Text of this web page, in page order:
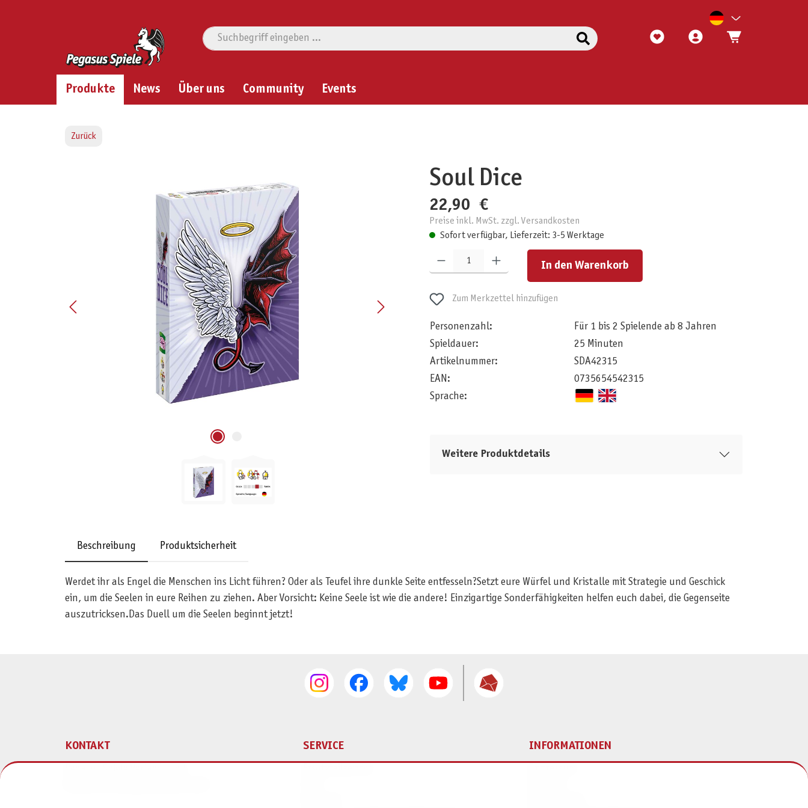
Produkte News Über uns Community Events
Zurück
Soul Dice
22,90 €
Preise inkl. MwSt. zzgl. Versandkosten
Sofort verfügbar, Lieferzeit: 3-5 Werktage
Produkt Anzahl: Gib den gewünschten Wert ein oder benutze die Schaltflächen um die Anzahl zu erhöhen oder zu reduzieren.
In den Warenkorb
Zum Merkzettel hinzufügen
Personenzahl:
Für 1 bis 2 Spielende ab 8 Jahren
Spieldauer:
25 Minuten
Artikelnummer:
SDA42315
EAN:
0735654542315
Sprache:
Weitere Produktdetails
Beschreibung Produktsicherheit
Werdet ihr als Engel die Menschen ins Licht führen? Oder als Teufel ihre dunkle Seite entfesseln?Setzt eure Würfel und Kristalle mit Strategie und Geschick
ein, um die Seelen in eure Reihen zu ziehen. Aber Vorsicht: Keine Seele ist wie die andere! Einzigartige Sonderfähigkeiten helfen euch dabei, die Gegenseite
auszutricksen.Das Duell um die Seelen beginnt jetzt!
KONTAKT SERVICE INFORMATIONEN